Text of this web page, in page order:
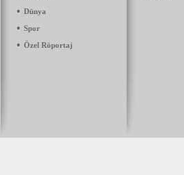
• Dünya
• Spor
• Özel Röportaj